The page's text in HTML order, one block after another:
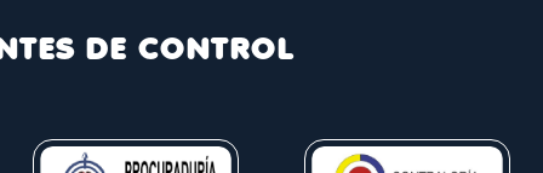
DE CONTROL